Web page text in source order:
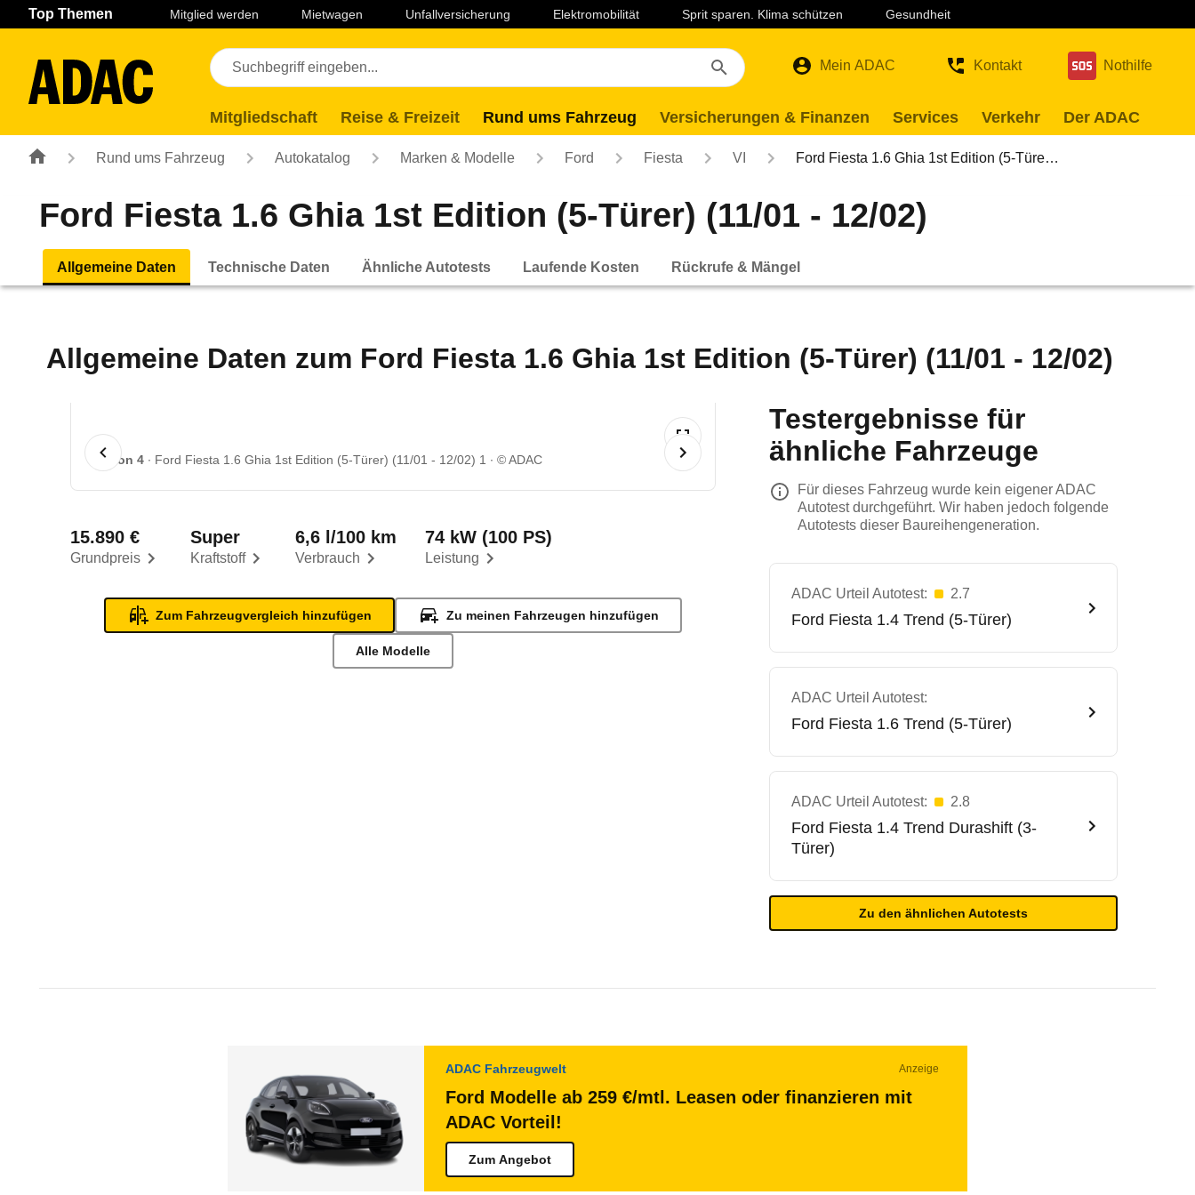
Navigation Seiteninhalt Fußzeile
Top Themen Mitglied werden Mietwagen Unfallversicherung Elektromobilität Sprit sparen. Klima schützen Gesundheit
Mein ADAC Kontakt Nothilfe
Mitgliedschaft Reise & Freizeit Rund ums Fahrzeug Versicherungen & Finanzen Services Verkehr Der ADAC
Rund ums Fahrzeug Autokatalog Marken & Modelle Ford Fiesta VI Ford Fiesta 1.6 Ghia 1st Edition (5-Türe…
Ford Fiesta 1.6 Ghia 1st Edition (5-Türer) (11/01 - 12/02)
Allgemeine Daten Technische Daten Ähnliche Autotests Laufende Kosten Rückrufe & Mängel
Allgemeine Daten zum Ford Fiesta 1.6 Ghia 1st Edition (5-Türer) (11/01 - 12/02)
1 von 4 Ford Fiesta 1.6 Ghia 1st Edition (5-Türer) (11/01 - 12/02) 1 © ADAC
Grundpreis
15.890 €
Kraftstoff
Super
Verbrauch
6,6 l/100 km
Leistung
74 kW (100 PS)
Zum Fahrzeugvergleich hinzufügen Zu meinen Fahrzeugen hinzufügen
Alle Modelle
Testergebnisse für
ähnliche Fahrzeuge
Für dieses Fahrzeug wurde kein eigener ADAC
Autotest durchgeführt. Wir haben jedoch folgende
Autotests dieser Baureihengeneration.
ADAC Urteil Autotest: 2.7
Ford Fiesta 1.4 Trend (5-Türer)
ADAC Urteil Autotest:
Ford Fiesta 1.6 Trend (5-Türer)
ADAC Urteil Autotest: 2.8
Ford Fiesta 1.4 Trend Durashift (3-
Türer)
Zu den ähnlichen Autotests
ADAC Fahrzeugwelt Anzeige
Ford Modelle ab 259 €/mtl. Leasen oder finanzieren mit
ADAC Vorteil!
Zum Angebot